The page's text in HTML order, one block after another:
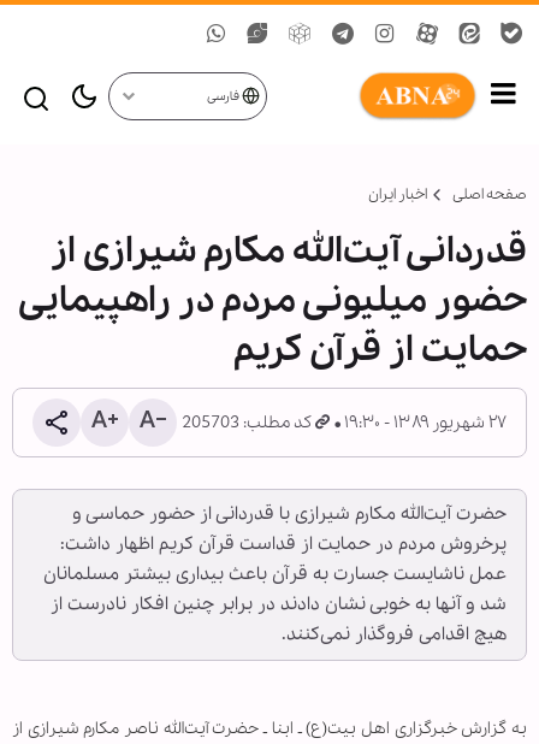
فارسی
صفحه اصلی اخبار ایران
قدردانی آیت‌الله مکارم شیرازی از
حضور میلیونی مردم در راهپیمایی
حمایت از قرآن کریم
۲۷ شهریور ۱۳۸۹ - ۱۹:۳۰ کد مطلب: 205703
حضرت آیت‌الله مکارم شیرازی با قدردانی از حضور حماسی و
پرخروش مردم در حمایت از قداست قرآن کریم اظهار داشت:
عمل ناشایست جسارت به قرآن باعث بیداری بیشتر مسلمانان
شد و آنها به خوبی نشان دادند در برابر چنین افکار نادرست از
هیچ اقدامی فروگذار نمی‌کنند.
به گزارش خبرگزاری اهل بیت(ع) ـ ابنا ـ حضرت آیت‌الله ناصر مکارم شیرازی از